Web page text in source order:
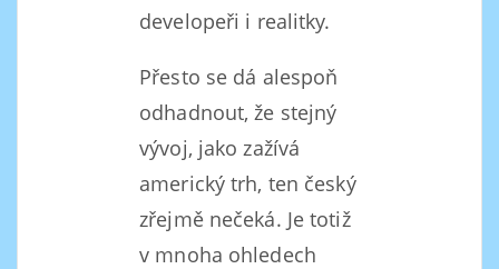
developeři i realitky.
Přesto se dá alespoň
odhadnout, že stejný
vývoj, jako zažívá
americký trh, ten český
zřejmě nečeká. Je totiž
v mnoha ohledech